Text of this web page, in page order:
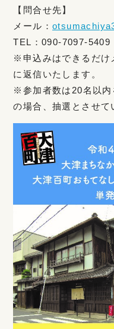
【問合せ先】
メール：
TEL：090-7097-5409
※申込みはできるだけ
に返信いたします。
※参加者数は20名以内
の場合、抽選とさせて